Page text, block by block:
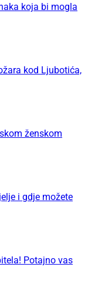
koja bi mogla
kod Ljubotića,
ženskom
i gdje možete
Potajno vas